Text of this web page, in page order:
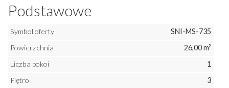
Podstawowe
Symbol oferty
SNI-MS-735
Powierzchnia
26,00 m²
Liczba pokoi
1
Piętro
3